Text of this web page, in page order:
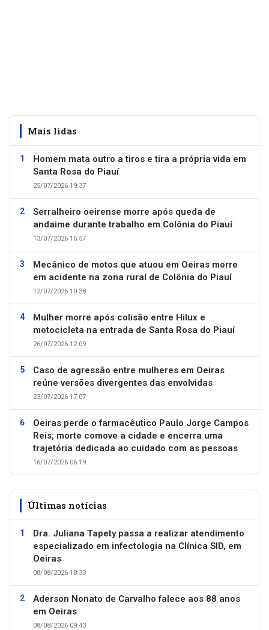
Mais lidas
Homem mata outro a tiros e tira a própria vida em
Santa Rosa do Piauí
25/07/2026 19:37
Serralheiro oeirense morre após queda de
andaime durante trabalho em Colônia do Piauí
13/07/2026 16:57
Mecânico de motos que atuou em Oeiras morre
em acidente na zona rural de Colônia do Piauí
12/07/2026 10:38
Mulher morre após colisão entre Hilux e
motocicleta na entrada de Santa Rosa do Piauí
26/07/2026 12:09
Caso de agressão entre mulheres em Oeiras
reúne versões divergentes das envolvidas
23/07/2026 17:07
Oeiras perde o farmacêutico Paulo Jorge Campos
Reis; morte comove a cidade e encerra uma
trajetória dedicada ao cuidado com as pessoas
16/07/2026 06:19
Últimas notícias
Dra. Juliana Tapety passa a realizar atendimento
especializado em infectologia na Clínica SID, em
Oeiras
08/08/2026 18:33
Aderson Nonato de Carvalho falece aos 88 anos
em Oeiras
08/08/2026 09:43